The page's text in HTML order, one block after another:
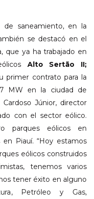
saneamiento, en la
se destacó en el
que ya ha trabajado en
Alto Sertão II;
primer contrato para la
MW en la ciudad de
Júnior, director
con el sector eólico.
parques eólicos en
Piauí. “Hoy estamos
eólicos construidos
tenemos varios
tener éxito en alguno
Petróleo y Gas,